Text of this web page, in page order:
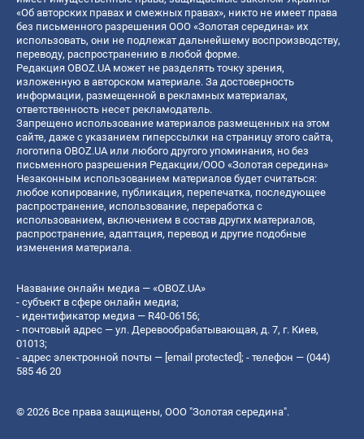
«Об авторских правах и смежных правах», никто не имеет права
без письменного разрешения ООО «Золотая середина» их
использовать, они не подлежат дальнейшему воспроизводству,
переводу, распространению в любой форме.
Редакция OBOZ.UA может не разделять точку зрения,
изложенную в авторском материале. За достоверность
информации, размещенной в рекламных материалах,
ответственность несет рекламодатель.
Запрещено использование материалов размещенных на этом
сайте, даже с указанием гиперссылки на страницу этого сайта,
логотипа OBOZ.UA или любого другого упоминания, но без
письменного разрешения Редакции/ООО «Золотая середина»
Незаконным использованием материалов будет считаться:
любое копирование, публикация, перепечатка, последующее
распространение, использование, переработка с
использованием, включением в состав других материалов,
распространение, адаптация, перевод и другие подобные
изменения материала.
Название онлайн медиа — «OBOZ.UA»
- субъект в сфере онлайн медиа;
- идентификатор медиа — R40-06156;
- почтовый адрес — ул. Деревообрабатывающая, д. 7, г. Киев,
01013;
- адрес электронной почты — [email protected] ; - телефон — (044)
585 46 20
© 2026 Все права защищены, ООО "Золотая середина".